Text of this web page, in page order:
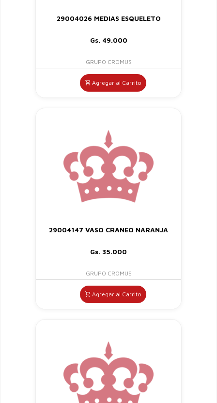
29004026 MEDIAS ESQUELETO
Gs. 49.000
GRUPO CROMUS
Agregar al Carrito
29004147 VASO CRANEO NARANJA
Gs. 35.000
GRUPO CROMUS
Agregar al Carrito